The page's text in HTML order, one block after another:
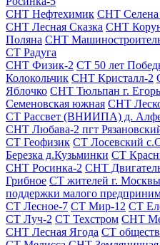
СНТ Нефтехимик СНТ Селена
СНТ Лесная Сказка СНТ
Поляна СНТ
СТ Радуга
СНТ Физик-2 СТ 50 лет
Колокольчик СНТ Кристалл-2
Яблочко СНТ Тюльпан г.
Семеновская южная СНТ
СТ Рассвет (ВНИИПА) д.
СНТ Любава-2 пгт
СТ Геофизик СТ Лосевский
Березка д.Кузьминки СТ
СНТ Росинка-2 СНТ
Грибное СТ жителей г.
поддержки малого
СТ Лесное-7 СТ Мир-12 СТ
СТ Луч-2 СТ Техстром СНТ
СНТ Лесная Ягода СТ